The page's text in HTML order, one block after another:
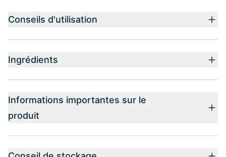
Conseils d'utilisation
Ingrédients
Informations importantes sur le
produit